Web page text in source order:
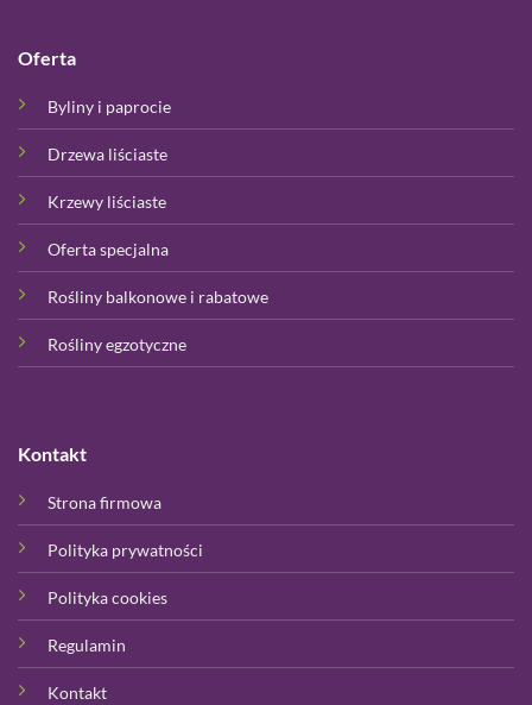
Oferta
Byliny i paprocie
Drzewa liściaste
Krzewy liściaste
Oferta specjalna
Rośliny balkonowe i rabatowe
Rośliny egzotyczne
Kontakt
Strona firmowa
Polityka prywatności
Polityka cookies
Regulamin
Kontakt